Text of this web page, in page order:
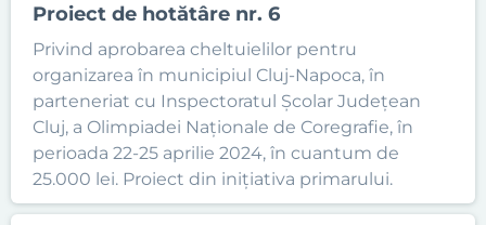
Proiect de hotătâre nr. 6
Privind aprobarea cheltuielilor pentru
organizarea în municipiul Cluj-Napoca, în
parteneriat cu Inspectoratul Școlar Județean
Cluj, a Olimpiadei Naționale de Coregrafie, în
perioada 22-25 aprilie 2024, în cuantum de
25.000 lei. Proiect din inițiativa primarului.